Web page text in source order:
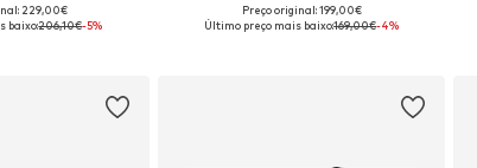
tamanhos
229,00€
baixo:206,10€-5%
Disponível em vários tamanhos
Preço original: 199,00€
Último preço mais baixo:169,00€-4%